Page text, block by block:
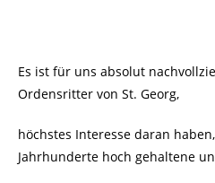
Es ist für uns absolut
Ordensritter von St. Georg,
höchstes Interesse daran
Jahrhunderte hoch gehaltene